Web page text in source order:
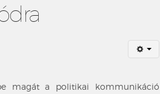
magát a politikai kommunikáció